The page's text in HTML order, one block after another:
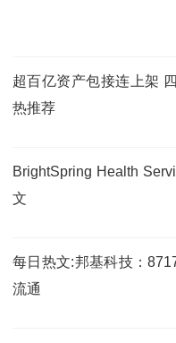
超百亿资产包接连上架
热推荐
BrightSpring Health
文
每日热文:邦基科技：
流通